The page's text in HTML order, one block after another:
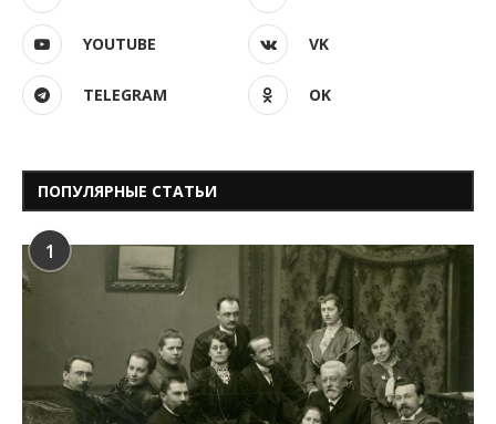
YOUTUBE VK
TELEGRAM OK
ПОПУЛЯРНЫЕ СТАТЬИ
1